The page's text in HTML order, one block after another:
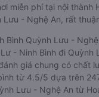
miễn phí tại nội thành
Lưu - Nghệ An, rất
Bình Quỳnh Lưu -
- Ninh Bình đi Quỳnh
giá chung có chất
từ 4.5/5 dựa trên
Lưu - Nghệ An từ